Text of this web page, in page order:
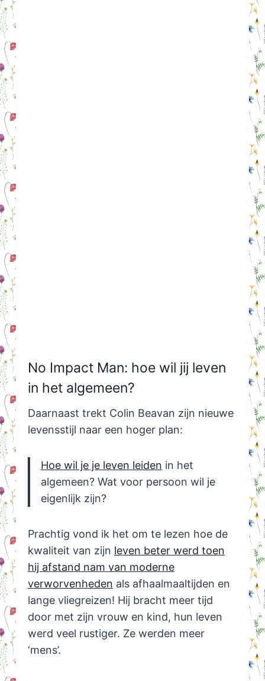
No Impact Man: hoe wil jij leven
in het algemeen?
Daarnaast trekt Colin Beavan zijn nieuwe
levensstijl naar een hoger plan:
Hoe wil je je leven leiden in het
algemeen? Wat voor persoon wil je
eigenlijk zijn?
Prachtig vond ik het om te lezen hoe de
kwaliteit van zijn leven beter werd toen
hij afstand nam van moderne
verworvenheden als afhaalmaaltijden en
lange vliegreizen! Hij bracht meer tijd
door met zijn vrouw en kind, hun leven
werd veel rustiger. Ze werden meer
‘mens’.